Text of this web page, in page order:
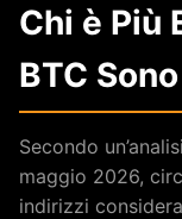
Chi è Più
BTC
Secondo
maggio 2026,
indirizzi